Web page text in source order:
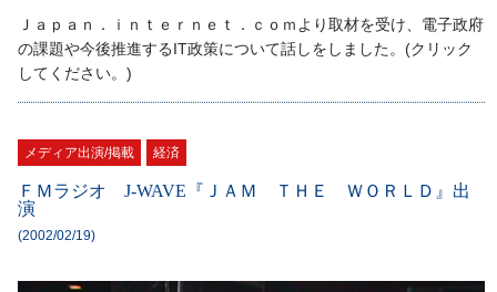
Ｊａｐａｎ．ｉｎｔｅｒｎｅｔ．ｃｏｍより取材を受け、電子政府
の課題や今後推進するIT政策について話しをしました。(クリック
してください。)
メディア出演/掲載 経済
ＦＭラジオ J-WAVE『ＪＡＭ ＴＨＥ ＷＯＲＬＤ』出
演
(2002/02/19)